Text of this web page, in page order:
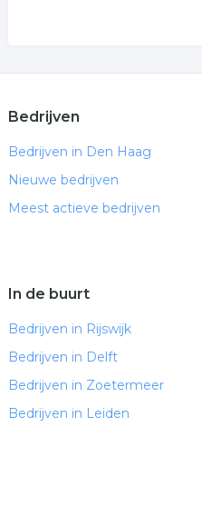
Bedrijven
Bedrijven in Den Haag
Nieuwe bedrijven
Meest actieve bedrijven
In de buurt
Bedrijven in Rijswijk
Bedrijven in Delft
Bedrijven in Zoetermeer
Bedrijven in Leiden